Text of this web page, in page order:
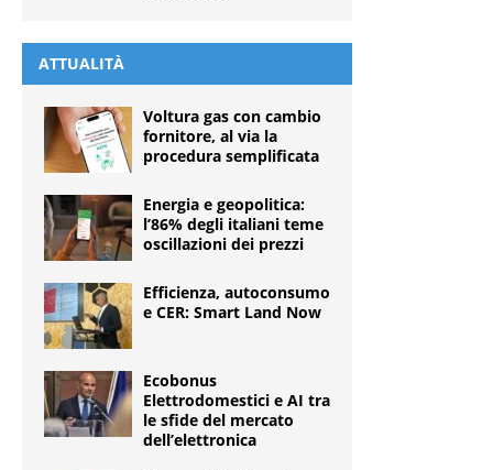
ATTUALITÀ
Voltura gas con cambio
fornitore, al via la
procedura semplificata
Energia e geopolitica:
l’86% degli italiani teme
oscillazioni dei prezzi
Efficienza, autoconsumo
e CER: Smart Land Now
Ecobonus
Elettrodomestici e AI tra
le sfide del mercato
dell’elettronica